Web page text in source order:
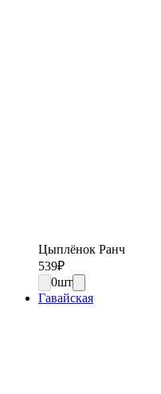
Цыплёнок Ранч
539₽
0шт
Гавайская